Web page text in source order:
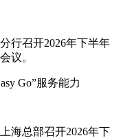
行召开2026年下半年
议。
Go”服务能力
海总部召开2026年下